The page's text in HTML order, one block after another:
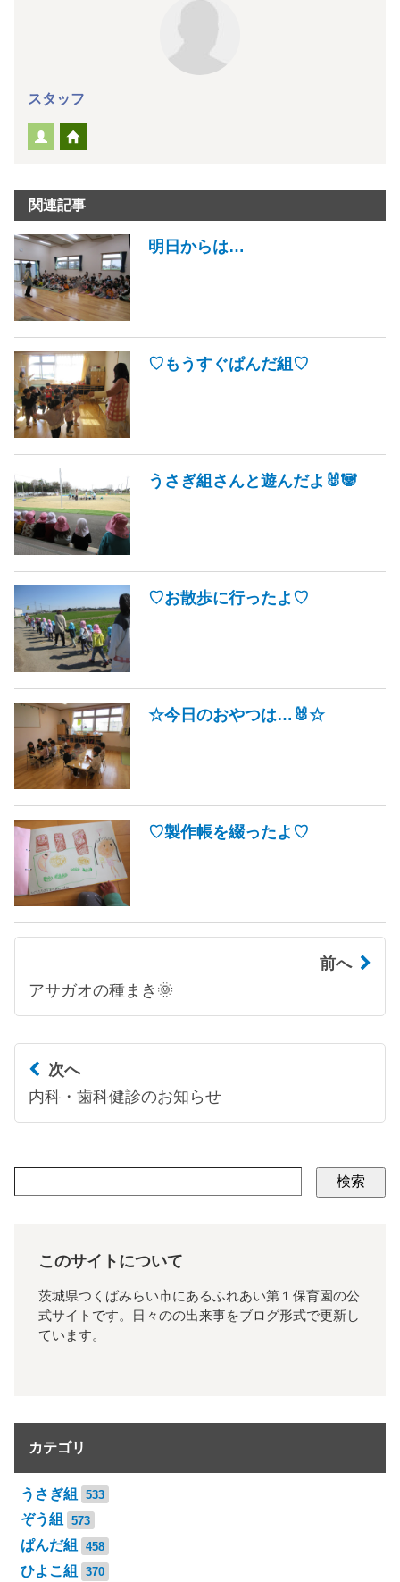
スタッフ
関連記事
明日からは…
♡もうすぐぱんだ組♡
うさぎ組さんと遊んだよ🐰🐼
♡お散歩に行ったよ♡
☆今日のおやつは…🐰☆
♡製作帳を綴ったよ♡
前へ
アサガオの種まき🌞
次へ
内科・歯科健診のお知らせ
検索
このサイトについて
茨城県つくばみらい市にあるふれあい第１保育園の公
式サイトです。日々のの出来事をブログ形式で更新し
ています。
カテゴリ
うさぎ組 533
ぞう組 573
ぱんだ組 458
ひよこ組 370